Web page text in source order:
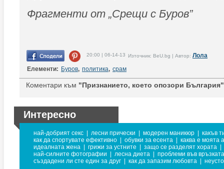
Фрагменти от „Срещи с Буров”
20:00 | 06-14-13 Източник: BeU.bg | Автор: Лола
Елементи: Буров, политика, срам
Коментари към "Признанието, което опозори
Интересно
най-добрият секс лесни прически модерен маникюр
какъв
как да спортувате ефективно
обувки за есента
каква е моята
идеалната жена
грижи за устните защо се разделят хората
най-силните фотографии
лесна диета
проблеми във връзката
създадени ли сте един за друг
как да запазим любовта